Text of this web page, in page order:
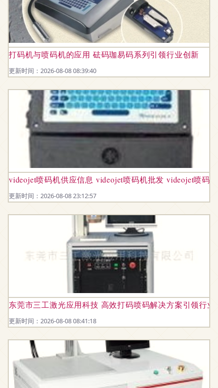
打码机与喷码机的应用 砝码珈易码系列引领行业创新
更新时间：2026-08-08 08:39:40
videojet喷码机供应信息 videojet喷码机批发 videojet喷码
更新时间：2026-08-08 23:12:57
东莞市三工激光应用科技 高效打码喷码解决方案引领行业
更新时间：2026-08-08 08:41:18